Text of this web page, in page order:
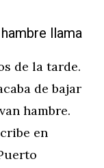
llama
de la tarde.
de bajar
hambre.
en